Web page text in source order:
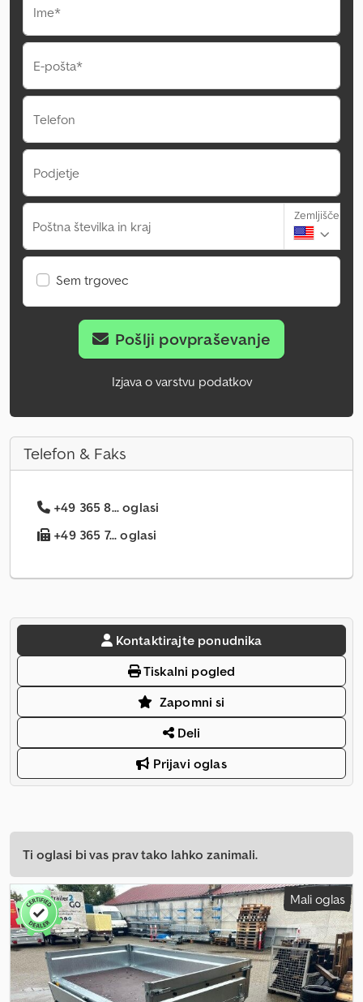
Ime*
E-pošta*
Telefon
Podjetje
Poštna številka in kraj
Zemljišče
Sem trgovec
Pošlji povpraševanje
Izjava o varstvu podatkov
Telefon & Faks
+49 365 8... oglasi
+49 365 7... oglasi
Kontaktirajte ponudnika
Tiskalni pogled
Zapomni si
Deli
Prijavi oglas
Ti oglasi bi vas prav tako lahko zanimali.
Mali oglas